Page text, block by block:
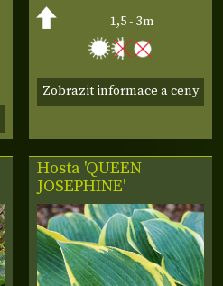
1,5 - 3m
Zobrazit informace a ceny
Hosta 'QUEEN
JOSEPHINE'